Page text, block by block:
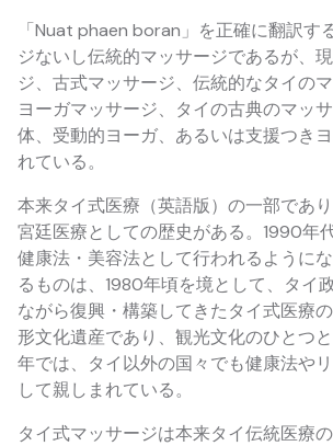
「Nuat phaen boran」を正確に翻訳す
ジないし伝統的マッサージであるが、
ジ、古式マッサージ、伝統的なタイの
ヨーガマッサージ、タイの古典のマッ
体、受動的ヨーガ、あるいは支援つき
れている。
本来タイ式医療（英語版）の一部であり
宮廷医療としての歴史がある。1990年
健康法・美容法として行われるように
るものは、1980年頃を境として、タイ
ながら復興・構築してきたタイ式医療
形文化遺産であり、観光文化のひとつ
年では、タイ以外の国々でも健康法や
して親しまれている。
タイ式マッサージは本来タイ伝統医療